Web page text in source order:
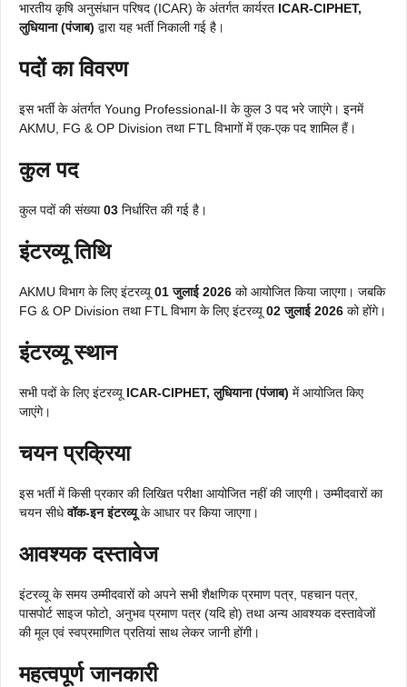
भारतीय कृषि अनुसंधान परिषद (ICAR) के अंतर्गत कार्यरत ICAR-CIPHET,
लुधियाना (पंजाब) द्वारा यह भर्ती निकाली गई है।
पदों का विवरण
इस भर्ती के अंतर्गत Young Professional-II के कुल 3 पद भरे जाएंगे। इनमें
AKMU, FG & OP Division तथा FTL विभागों में एक-एक पद शामिल हैं।
कुल पद
कुल पदों की संख्या03 निर्धारित की गई है।
इंटरव्यू तिथि
AKMU विभाग के लिए इंटरव्यू 01 जुलाई 2026 को आयोजित किया जाएगा। जबकि
FG & OP Division तथा FTL विभाग के लिए इंटरव्यू 02 जुलाई 2026 को होंगे।
इंटरव्यू स्थान
सभी पदों के लिए इंटरव्यू ICAR-CIPHET, लुधियाना (पंजाब) में आयोजित किए
जाएंगे।
चयन प्रक्रिया
इस भर्ती में किसी प्रकार की लिखित परीक्षा आयोजित नहीं की जाएगी। उम्मीदवारों का
चयन सीधेवॉक-इन इंटरव्यूके आधार पर किया जाएगा।
आवश्यक दस्तावेज
इंटरव्यू के समय उम्मीदवारों को अपने सभी शैक्षणिक प्रमाण पत्र, पहचान पत्र,
पासपोर्ट साइज फोटो, अनुभव प्रमाण पत्र (यदि हो) तथा अन्य आवश्यक दस्तावेजों
की मूल एवं स्वप्रमाणित प्रतियां साथ लेकर जानी होंगी।
महत्वपूर्ण जानकारी